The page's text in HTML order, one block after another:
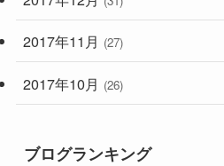
2017年11月 (27)
2017年10月 (26)
ブログランキング